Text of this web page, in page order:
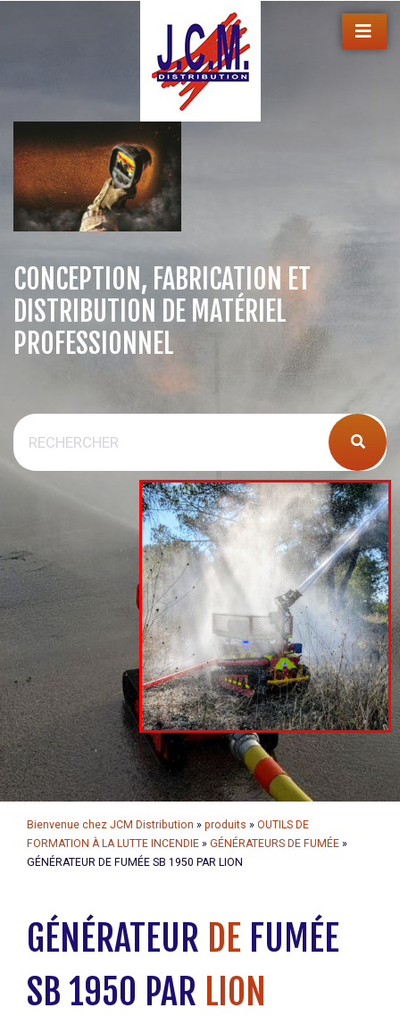
CONCEPTION, FABRICATION ET
DISTRIBUTION DE MATÉRIEL
PROFESSIONNEL
Bienvenue chez JCM Distribution » produits » OUTILS DE
FORMATION À LA LUTTE INCENDIE » GÉNÉRATEURS DE FUMÉE »
GÉNÉRATEUR DE FUMÉE SB 1950 PAR LION
GÉNÉRATEUR DE FUMÉE
SB 1950 PAR LION